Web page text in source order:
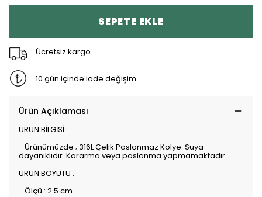
SEPETE EKLE
Ücretsiz kargo
10 gün içinde iade değişim
Ürün Açıklaması
ÜRÜN BİLGİSİ :
- Ürünümüzde ; 316L Çelik Paslanmaz Kolye. Suya
dayanıklıdır. Kararma veya paslanma yapmamaktadır.
ÜRÜN BOYUTU :
- Ölçü : 2.5 cm